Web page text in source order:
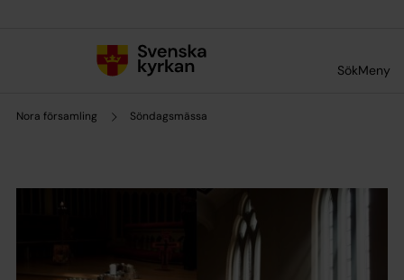
SökMeny
Nora församling Söndagsmässa